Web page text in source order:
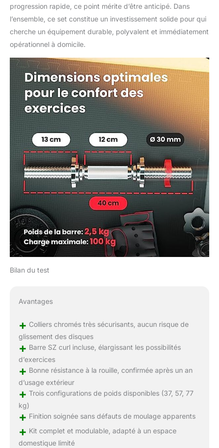
progression rapide, ce point mérite d’être anticipé. Dans
l’ensemble, ce set constitue un investissement solide pour qui
cherche un équipement durable, polyvalent et immédiatement
opérationnel à domicile.
Bilan du test
Avantages
+ Colliers chromés très sécurisants, aucun risque de
glissement des disques
+ Barre SZ curl incluse, élargissant les possibilités
d’exercices
+ Bonne résistance à la rouille, confirmée après un an
d’usage extérieur
+ Trois configurations de poids disponibles (37, 57, 77
kg)
+ Finition soignée sans défauts de moulage apparents
+ Kit complet et modulable, adapté à un espace
domestique limité